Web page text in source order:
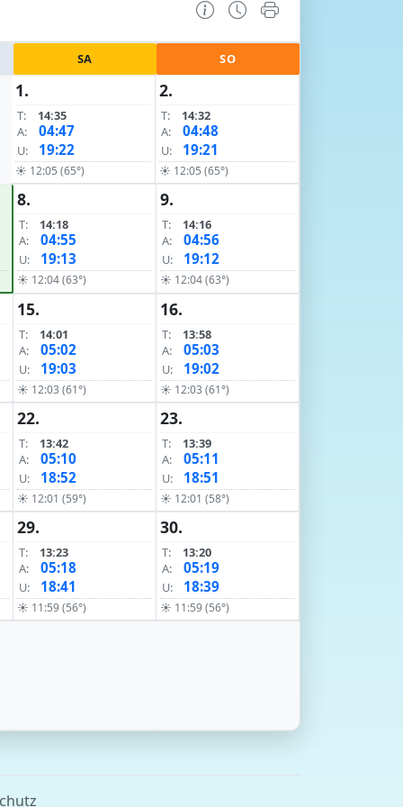
SA SO
1.
T:
14:35
A:
04:47
U: 19:22
☀ 12:05 (65°)
2.
T:
14:32
A:
04:48
U: 19:21
☀ 12:05 (65°)
8.
T:
14:18
A:
04:55
U: 19:13
☀ 12:04 (63°)
9.
T:
14:16
A:
04:56
U: 19:12
☀ 12:04 (63°)
15.
T:
14:01
A:
05:02
U: 19:03
☀ 12:03 (61°)
16.
T:
13:58
A:
05:03
U: 19:02
☀ 12:03 (61°)
22.
T:
13:42
A:
05:10
U: 18:52
☀ 12:01 (59°)
23.
T:
13:39
A:
05:11
U: 18:51
☀ 12:01 (58°)
29.
T:
13:23
A:
05:18
U: 18:41
☀ 11:59 (56°)
30.
T:
13:20
A:
05:19
U: 18:39
☀ 11:59 (56°)